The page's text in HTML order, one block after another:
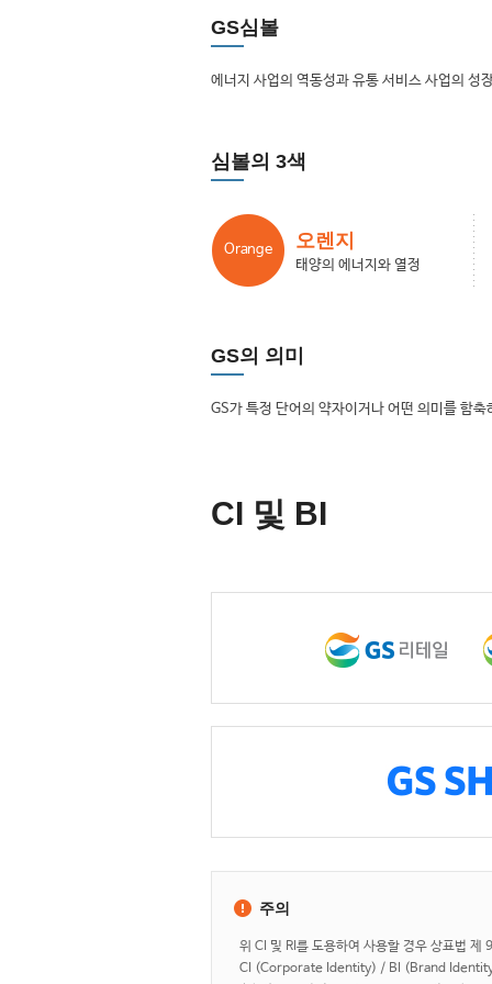
GS심볼
에너지 사업의 역동성과 유통 서비스 사업의 성
심볼의 3색
Orange 오렌지
태양의 에너지와 열정
GS의 의미
GS가 특정 단어의 약자이거나 어떤 의미를 함축
CI 및 BI
주의
위 CI 및 RI를 도용하여 사용할 경우 상표법 제
CI (Corporate Identity) / BI (Brand